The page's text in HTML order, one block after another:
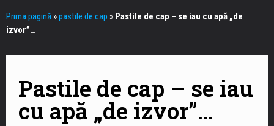
Prima pagină »pastile de cap » Pastile de cap – se iau cu apă „de
izvor”…
Pastile de cap – se iau
cu apă „de izvor”…